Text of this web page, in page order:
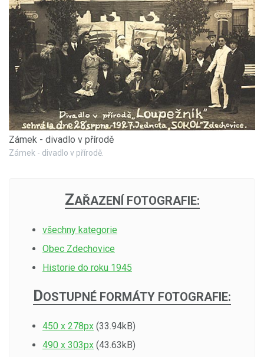
Zámek - divadlo v přírodě
Zámek - divadlo v přírodě.
ZAŘAZENÍ FOTOGRAFIE:
všechny kategorie
Obec Zdechovice
Historie do roku 1945
DOSTUPNÉ FORMÁTY FOTOGRAFIE:
450 x 278px (33.94kB)
490 x 303px (43.63kB)